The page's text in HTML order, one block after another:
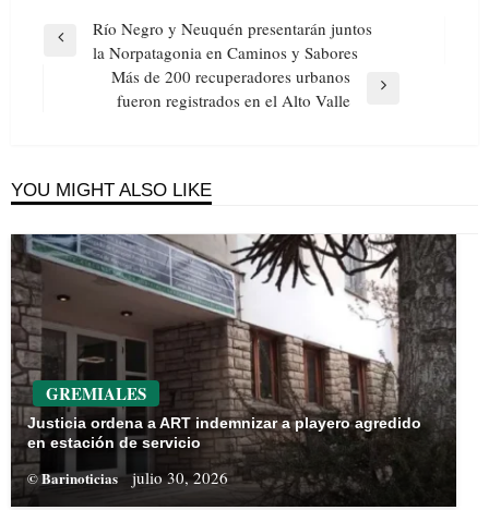
Navegación
entradas
Previous
Río Negro y Neuquén presentarán juntos
la Norpatagonia en Caminos y Sabores
Más de 200 recuperadores urbanos
fueron registrados en el Alto Valle
YOU MIGHT ALSO LIKE
GREMIALES
Justicia ordena a ART indemnizar a playero agredido
en estación de servicio
© Barinoticias julio 30, 2026